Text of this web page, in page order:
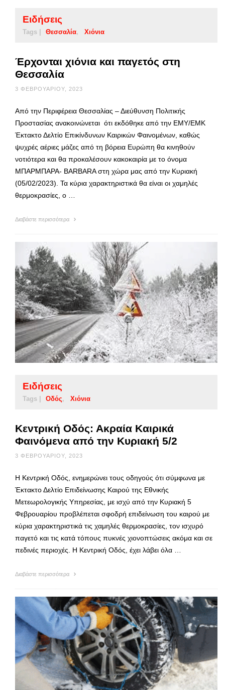
Ειδήσεις
Tags | Θεσσαλία Χιόνια
Έρχονται χιόνια και παγετός στη
Θεσσαλία
3 ΦΕΒΡΟΥΑΡΊΟΥ, 2023
Από την Περιφέρεια Θεσσαλίας – Διεύθυνση Πολιτικής
Προστασίας ανακοινώνεται ότι εκδόθηκε από την ΕΜΥ/ΕΜΚ
Έκτακτο Δελτίο Επικίνδυνων Καιρικών Φαινομένων, καθώς
ψυχρές αέριες μάζες από τη βόρεια Ευρώπη θα κινηθούν
νοτιότερα και θα προκαλέσουν κακοκαιρία με το όνομα
ΜΠΑΡΜΠΑΡΑ- BARBARA στη χώρα μας από την Κυριακή
(05/02/2023). Τα κύρια χαρακτηριστικά θα είναι οι χαμηλές
θερμοκρασίες, ο …
Διαβάστε περισσότερα
Ειδήσεις
Tags | Οδός Χιόνια
Κεντρική Οδός: Ακραία Καιρικά
Φαινόμενα από την Κυριακή 5/2
3 ΦΕΒΡΟΥΑΡΊΟΥ, 2023
Η Κεντρική Οδός, ενημερώνει τους οδηγούς ότι σύμφωνα με
Έκτακτο Δελτίο Επιδείνωσης Καιρού της Εθνικής
Μετεωρολογικής Υπηρεσίας, με ισχύ από την Κυριακή 5
Φεβρουαρίου προβλέπεται σφοδρή επιδείνωση του καιρού με
κύρια χαρακτηριστικά τις χαμηλές θερμοκρασίες, τον ισχυρό
παγετό και τις κατά τόπους πυκνές χιονοπτώσεις ακόμα και σε
πεδινές περιοχές. Η Κεντρική Οδός, έχει λάβει όλα …
Διαβάστε περισσότερα